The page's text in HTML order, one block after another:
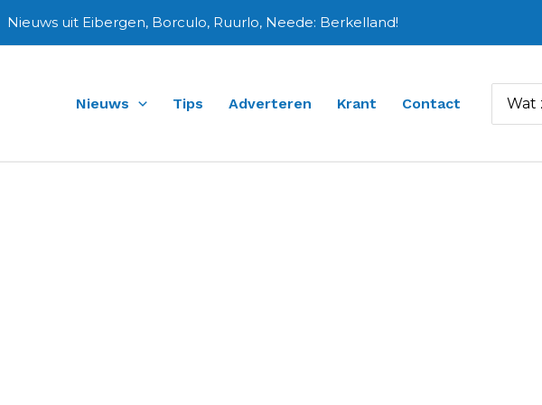
Nieuws uit Eibergen, Borculo, Ruurlo, Neede: Berkelland!
Nieuws Tips Adverteren Krant Contact
naar: